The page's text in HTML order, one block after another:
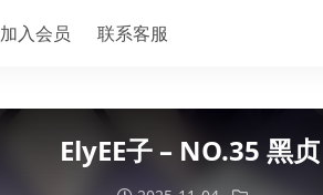
加入会员 联系客服
ElyEE子 – NO.35 黑贞